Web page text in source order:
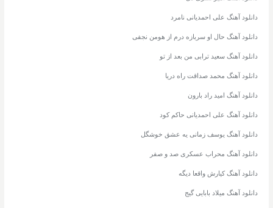
دانلود آهنگ علی احمدیانی نامرد
دانلود آهنگ حال او سربازه درم از هومن نجفی
دانلود آهنگ سعید ترابی من بعد از تو
دانلود آهنگ محمد صداقت راه دریا
دانلود آهنگ امید راد بارون
دانلود آهنگ علی احمدیانی حاکم کود
دانلود آهنگ یوسف زمانی یه عشق خوشگل
دانلود آهنگ محراب عسکری صد و صفر
دانلود آهنگ کیارش واقعا دیگه
دانلود آهنگ میلاد بابایی گیج